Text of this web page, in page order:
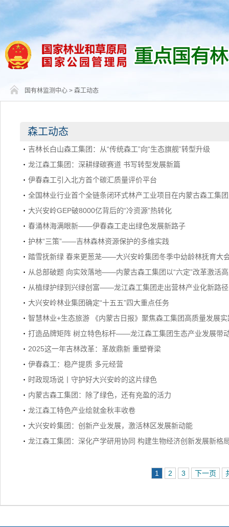
国有林监测中心 > 森工动态
森工动态
吉林长白山森工集团：从“传统森工”向“生态旗舰”转型升级
龙江森工集团：深耕绿碳赛道 书写转型发展新篇
伊春森工引入北方首个碳汇质量评价平台
全国林业行业首个全链条闭环式林产工业项目在内蒙古森工集
大兴安岭GEP破8000亿背后的“冷资源”热转化
春涌林海满眼新——伊春森工走出绿色发展新路子
护林“三策”——吉林森林资源保护的多维实践
踏雪抚新绿 春来更葱茏——大兴安岭集团冬季中幼龄林抚育大
从总部破题 向实效落地——内蒙古森工集团以“六定”改革激活
从植绿护绿到兴绿创富——龙江森工集团走出营林产业化新路径
大兴安岭林业集团确定“十五五”四大重点任务
智慧林业+生态旅游 《内蒙古日报》聚焦森工集团高质量发展实
打造品牌矩阵 树立特色标杆——龙江森工集团生态产业发展带
2025这一年吉林改革：革故鼎新 重塑脊梁
伊春森工：稳产提质 多元经营
时政现场说丨守护好大兴安岭的这片绿色
内蒙古森工集团：除了绿色，还有充盈的活力
龙江森工特色产业绘就金秋丰收卷
大兴安岭集团：创新产业发展，激活林区发展新动能
龙江森工集团：深化产学研用协同 构建生物经济创新发展新格
1 2 3 下一页